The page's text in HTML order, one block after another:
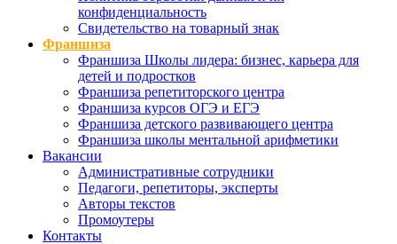
конфиденциальность
Свидетельство на товарный знак
Франшиза
Франшиза Школы лидера: бизнес, карьера для
детей и подростков
Франшиза репетиторского центра
Франшиза курсов ОГЭ и ЕГЭ
Франшиза детского развивающего центра
Франшиза школы ментальной арифметики
Вакансии
Административные сотрудники
Педагоги, репетиторы, эксперты
Авторы текстов
Промоутеры
Контакты